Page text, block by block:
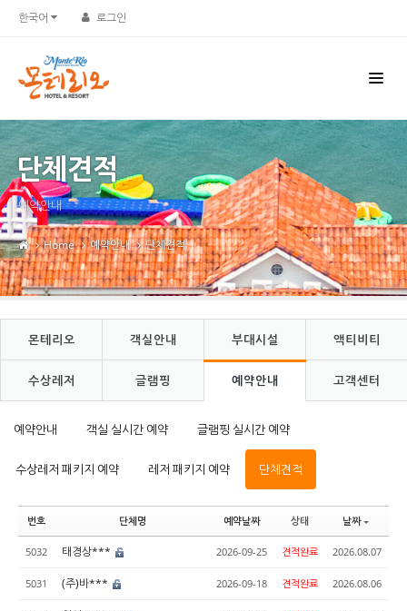
한국어 로그인
단체견적
예약안내
Home 예약안내 단체견적
몬테리오 객실안내 부대시설 액티비티
수상레저 글램핑 예약안내 고객센터
예약안내 객실 실시간 예약 글램핑 실시간 예약
수상레저 패키지 예약 레저 패키지 예약 단체견적
번호 단체명 예약날짜 상태 날짜
5032 태경상*** 2026-09-25 견적완료 2026.08.07
5031 (주)바*** 2026-09-18 견적완료 2026.08.06
Sketchbook5, 스케치북5